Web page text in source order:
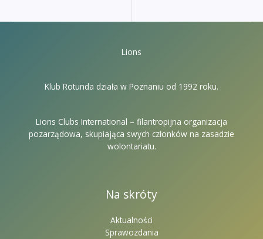
Lions
Klub Rotunda działa w Poznaniu od 1992 roku.
Lions Clubs International – filantropijna organizacja
pozarządowa, skupiająca swych członków na zasadzie
wolontariatu.
Na skróty
Aktualności
Sprawozdania